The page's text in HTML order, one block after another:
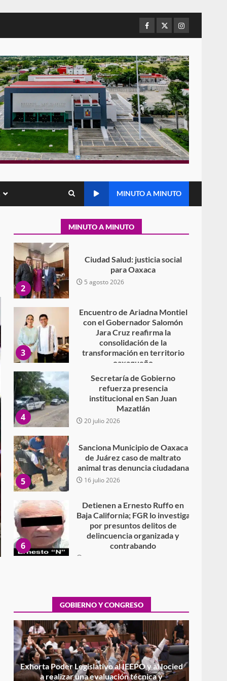
Facebook
TwitterInstagram
MINUTO A MINUTO
MINUTO A MINUTO
animal tras denuncia ciudadana
6
Detienen a Ernesto Ruffo en
Baja California; FGR lo investiga
por presuntos delitos de
delincuencia organizada y
contrabando
16 julio 2026
7
Sin paso carretera Oaxaca-
Cuacnopalan
26 junio 2026
Exhorta Poder Legislativo al
IEEPO y al Iocied a realizar una
instalaciones de la Escuela
Secundaria General Moisés
5 agosto 2026
2
Ciudad Salud: justicia social
para Oaxaca
5 agosto 2026
3
Encuentro de Ariadna Montiel
con el Gobernador Salomón
Jara Cruz reafirma la
consolidación de la
transformación en territorio
oaxaqueño
30 julio 2026
4
Secretaría de Gobierno
refuerza presencia
institucional en San Juan
Mazatlán
20 julio 2026
5
Sanciona Municipio de Oaxaca
de Juárez caso de maltrato
animal tras denuncia ciudadana
16 julio 2026
6
Detienen a Ernesto Ruffo en
Baja California; FGR lo investiga
por presuntos delitos de
delincuencia organizada y
contrabando
7
26 junio 2026
1
Exhorta Poder Legislativo al
IEEPO y al Iocied a realizar una
evaluación técnica y
estructural integral de las
instalaciones de la Escuela
GOBIERNO Y CONGRESO